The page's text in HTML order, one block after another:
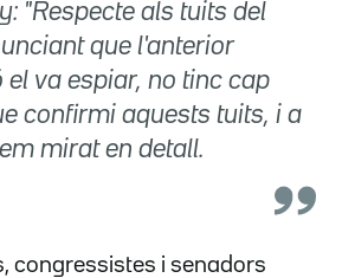
"Respecte als tuits del
que l'anterior
va espiar, no tinc cap
confirmi aquests tuits, i a
mirat en detall.
congressistes i senadors